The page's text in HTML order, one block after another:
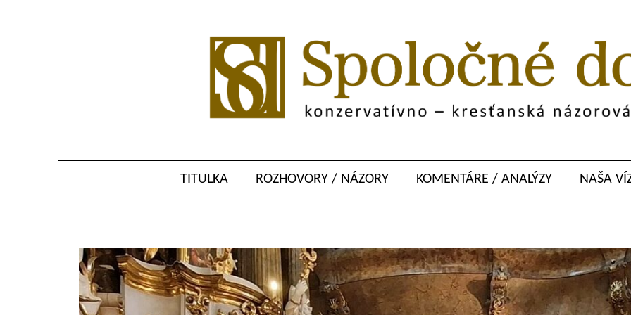
TITULKA ROZHOVORY / NÁZORY KOMENTÁRE / ANALÝZY NAŠA